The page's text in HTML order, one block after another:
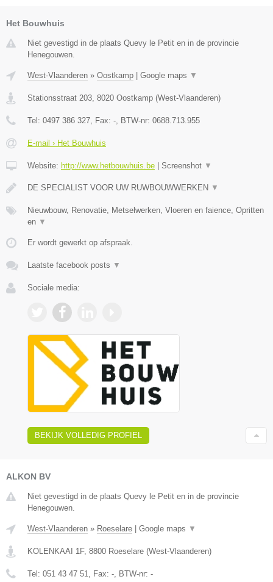
Het Bouwhuis
Niet gevestigd in de plaats Quevy le Petit en in de provincie
Henegouwen.
West-Vlaanderen » Oostkamp | Google maps ▼
Stationsstraat 203 8020 Oostkamp (West-Vlaanderen)
Tel: 0497 386 327 , Fax: - , BTW-nr: 0688.713.955
E-mail › Het Bouwhuis
Website: http://www.hetbouwhuis.be | Screenshot ▼
DE SPECIALIST VOOR UW RUWBOUWWERKEN ▼
Nieuwbouw, Renovatie, Metselwerken, Vloeren en faience, Opritten
en ▼
Er wordt gewerkt op afspraak.
Laatste facebook posts ▼
Sociale media:
BEKIJK VOLLEDIG PROFIEL
ALKON BV
Niet gevestigd in de plaats Quevy le Petit en in de provincie
Henegouwen.
West-Vlaanderen » Roeselare | Google maps ▼
KOLENKAAI 1F, 8800 Roeselare (West-Vlaanderen)
Tel: 051 43 47 51 , Fax: - , BTW-nr: -